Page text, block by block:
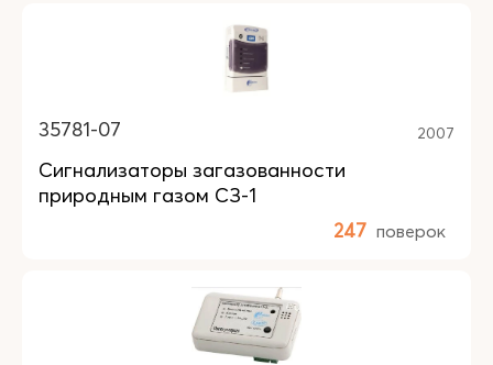
35781-07 2007
Сигнализаторы загазованности
природным газом СЗ-1
247 поверок